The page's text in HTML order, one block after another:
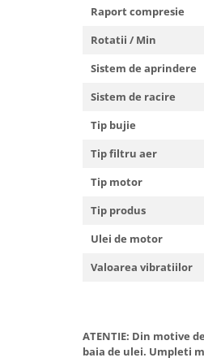
Raport compresie
Rotatii / Min
Sistem de aprindere
Sistem de racire
Tip bujie
Tip filtru aer
Tip motor
Tip produs
Ulei de motor
Valoarea vibratiilor
ATENTIE: Din motive
baia de ulei. Umpleti